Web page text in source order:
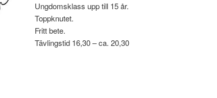
Ungdomsklass upp till 15 år.
Toppknutet.
Fritt bete.
Tävlingstid 16,30 – ca. 20,30